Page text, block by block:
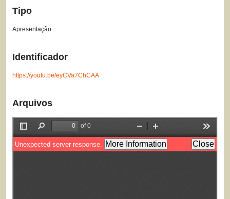
Tipo
Apresentação
Identificador
https://youtu.be/eyCVa7ChCAA
Arquivos